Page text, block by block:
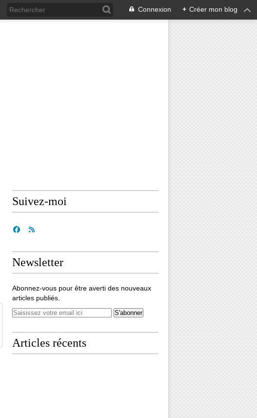
Connexion + Créer mon blog
Suivez-moi
Newsletter
Abonnez-vous pour être averti des nouveaux
articles publiés.
Articles récents